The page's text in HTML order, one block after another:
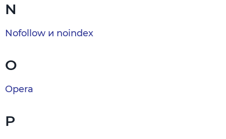
N
Nofollow и noindex
O
Opera
P